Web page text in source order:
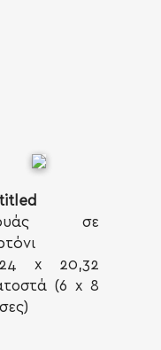
σε
x 20,32
(6 x 8